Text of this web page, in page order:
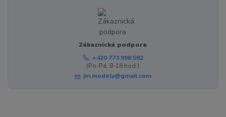
Zákaznická podpora
+420 773 998 582
(Po-Pá, 8-18 hod.)
jm.modely@gmail.com